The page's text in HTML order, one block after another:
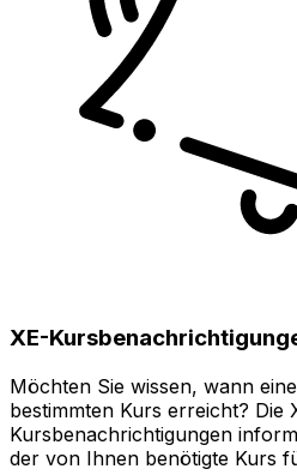
XE-
Möchten Sie wissen, wann
bestimmten Kurs erreicht? Die
Kursbenachrichtigungen
der von Ihnen benötigte Kurs